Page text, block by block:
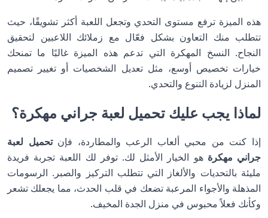
هذه الميزة ترفع مستوى التحدي وتجعل اللعبة أكثر تشويقًا، حيث
تتطلب منك التعاون بشكل فعّال مع زملائك اللاعبين لتحقيق
النجاح. النسخ المهكرة التي تدعم هذه الميزة غالبًا ما تمنحك
خيارات تخصيص أوسع، مثل تعديل الشخصيات أو تغيير تصميم
المنزل لزيادة التنوع والتحدي.
لماذا يجب عليك تحميل لعبة جراني مهكرة؟
إذا كنت من محبي ألعاب الرعب والمطاردة، فإنتحميل لعبة
جراني مهكرة هو الخيار الأمثل لك. توفر لك اللعبة تجربة فريدة
مليئة بالتحديات والألغاز التي تتطلب التركيز والصبر. الرسومات
المذهلة والأجواء المرعبة تضعك في قلب الحدث، مما يجعلك تشعر
وكأنك فعلاً محبوس في منزل الجدة المخيف.